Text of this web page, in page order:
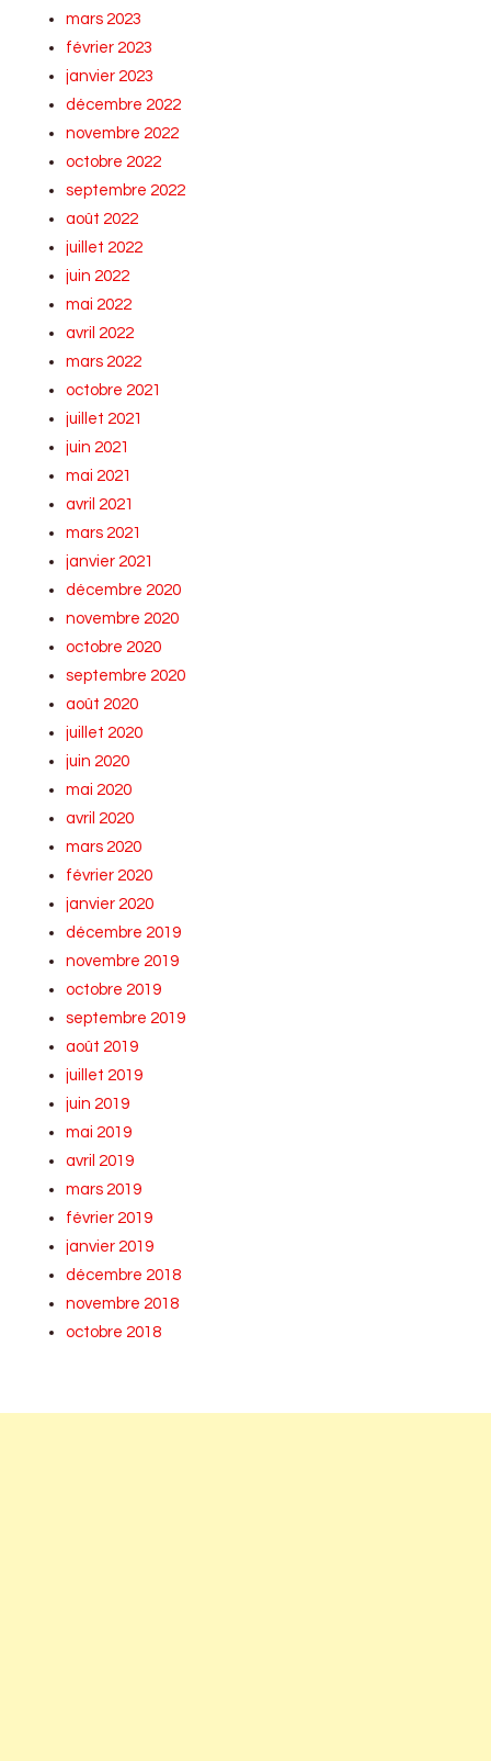
mars 2023
février 2023
janvier 2023
décembre 2022
novembre 2022
octobre 2022
septembre 2022
août 2022
juillet 2022
juin 2022
mai 2022
avril 2022
mars 2022
octobre 2021
juillet 2021
juin 2021
mai 2021
avril 2021
mars 2021
janvier 2021
décembre 2020
novembre 2020
octobre 2020
septembre 2020
août 2020
juillet 2020
juin 2020
mai 2020
avril 2020
mars 2020
février 2020
janvier 2020
décembre 2019
novembre 2019
octobre 2019
septembre 2019
août 2019
juillet 2019
juin 2019
mai 2019
avril 2019
mars 2019
février 2019
janvier 2019
décembre 2018
novembre 2018
octobre 2018